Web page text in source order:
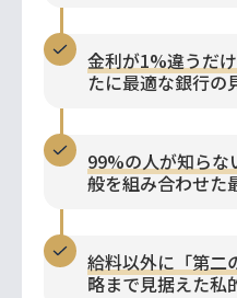
金利が1%違うだ
たに最適な銀行の
99%の人が知らな
般を組み合わせた
給料以外に「第二
略まで見据えた私